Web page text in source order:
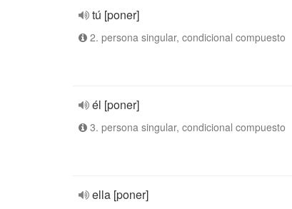
tú [poner]
2. persona singular, condicional compuesto
él [poner]
3. persona singular, condicional compuesto
ella [poner]